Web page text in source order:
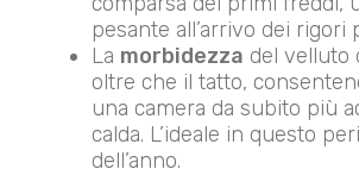
pesante all’arrivo dei rigori
La morbidezza del velluto
oltre che il tatto,
una camera da subito più
calda. L’ideale in questo
dell’anno.